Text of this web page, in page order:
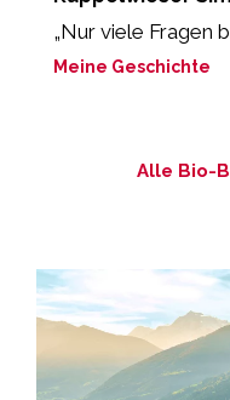
„Nur viele Fragen
Meine Geschichte
Alle Bio-